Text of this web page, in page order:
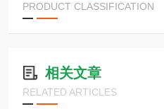
PRODUCT CLASSIFICATION
相关文章
RELATED ARTICLES